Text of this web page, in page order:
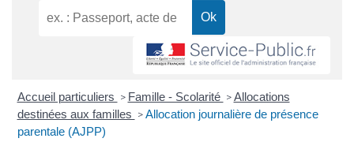
Accueil particuliers > Famille - Scolarité > Allocations
destinées aux familles > Allocation journalière de présence
parentale (AJPP)